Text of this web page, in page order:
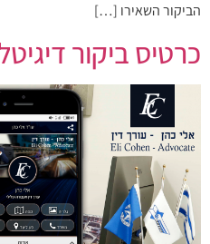
הביקור השאירו […]
כרטיס ביקור